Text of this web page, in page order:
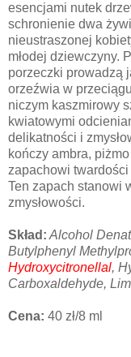
esencjami nutek
schronienie dwa
nieustraszonej
młodej dziewczyny.
porzeczki prowadzą
orzeźwia w
niczym kaszmirowy
kwiatowymi
delikatności i
kończy ambra,
zapachowi
Ten zapach stanowi
zmysłowości.
Skład: Alcohol
Butylphenyl
Hydroxycitronellal,
Carboxaldehyde,
Cena: 40 zł/8 ml